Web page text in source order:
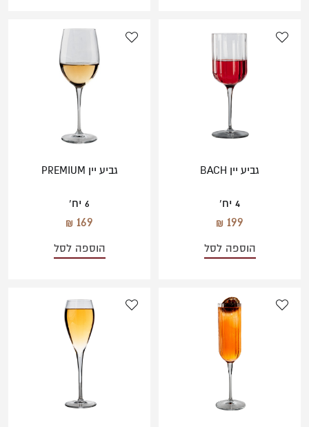
גביע יין BACH
4 יח'
199
הוספה לסל
גביע יין PREMIUM
6 יח'
169
הוספה לסל